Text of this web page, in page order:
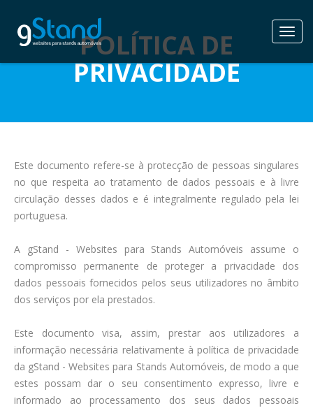
POLÍTICA DE
PRIVACIDADE
Este documento refere-se à protecção de pessoas singulares
no que respeita ao tratamento de dados pessoais e à livre
circulação desses dados e é integralmente regulado pela lei
portuguesa.
A gStand - Websites para Stands Automóveis assume o
compromisso permanente de proteger a privacidade dos
dados pessoais fornecidos pelos seus utilizadores no âmbito
dos serviços por ela prestados.
Este documento visa, assim, prestar aos utilizadores a
informação necessária relativamente à política de privacidade
da gStand - Websites para Stands Automóveis, de modo a que
estes possam dar o seu consentimento expresso, livre e
informado ao processamento dos seus dados pessoais